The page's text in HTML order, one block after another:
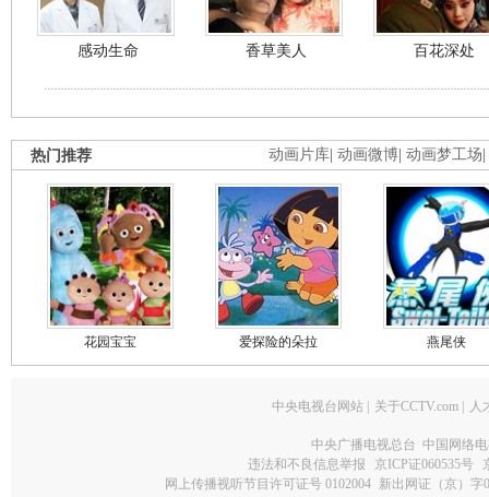
感动生命 香草美人 百花深处
动画片库 动画微博 动画梦工场
热门推荐
花园宝宝 爱探险的朵拉 燕尾侠
中央电视台网站 关于CCTV.com 人
中央广播电视总台 中国网络
违法和不良信息举报
京ICP证060535号
网上传播视听节目许可证号 0102004 新出网证（京）